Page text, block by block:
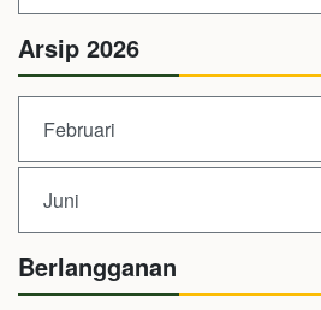
Arsip 2026
Februari
Juni
Berlangganan